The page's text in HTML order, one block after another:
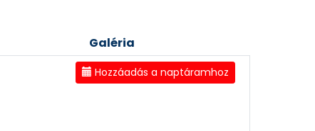
Galéria
Hozzáadás a naptáramhoz